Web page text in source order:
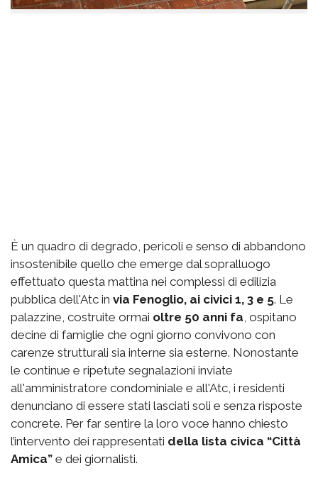
È un quadro di degrado, pericoli e senso di abbandono
insostenibile quello che emerge dal sopralluogo
effettuato questa mattina nei complessi di edilizia
pubblica dell'Atc in via Fenoglio, ai civici 1, 3 e 5. Le
palazzine, costruite ormai oltre 50 anni fa, ospitano
decine di famiglie che ogni giorno convivono con
carenze strutturali sia interne sia esterne. Nonostante
le continue e ripetute segnalazioni inviate
all'amministratore condominiale e all'Atc, i residenti
denunciano di essere stati lasciati soli e senza risposte
concrete. Per far sentire la loro voce hanno chiesto
l’intervento dei rappresentati della lista civica “Città
Amica” e dei giornalisti.